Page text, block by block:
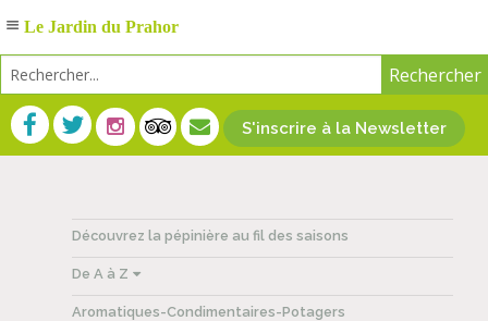
S'inscrire à la Newsletter
Découvrez la pépinière au fil des saisons
De A à Z
Aromatiques-Condimentaires-Potagers
Le Jardin du Prahor